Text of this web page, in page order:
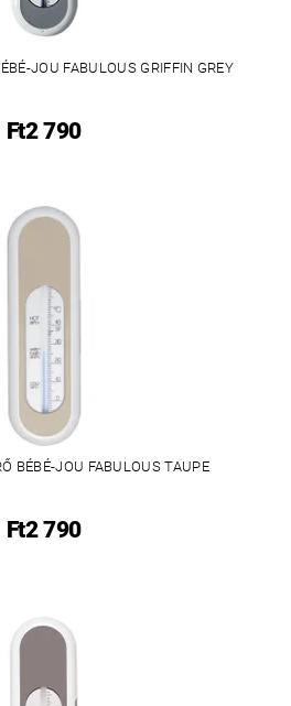
JOU FABULOUS GRIFFIN GREY
Ft2 790
BÉBÉ-JOU FABULOUS TAUPE
Ft2 790